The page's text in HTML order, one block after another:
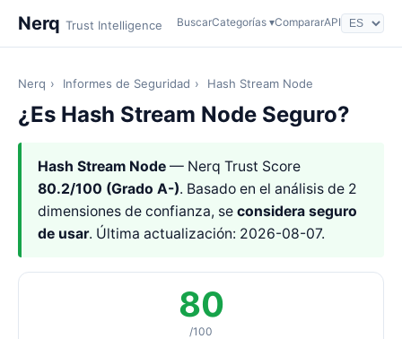
Nerq Trust Intelligence BuscarCategorías ▾CompararAPI
Nerq › Informes de Seguridad › Hash Stream Node
¿Es Hash Stream Node Seguro?
Hash Stream Node — Nerq Trust Score
80.2/100 (Grado A-). Basado en el análisis de 2
dimensiones de confianza, se considera seguro
de usar. Última actualización: 2026-08-07.
80
/100